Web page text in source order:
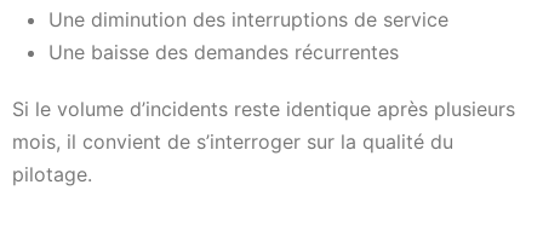
Une diminution des interruptions de service
Une baisse des demandes récurrentes
Si le volume d’incidents reste identique après plusieurs
mois, il convient de s’interroger sur la qualité du
pilotage.